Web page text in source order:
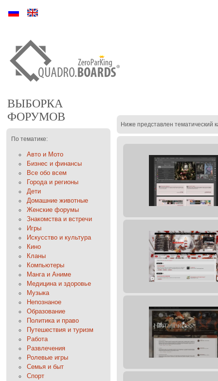
Ру En
ВЫБОРКА
ФОРУМОВ
По тематике:
Авто и Мото
Бизнес и финансы
Все обо всем
Города и регионы
Дети
Домашние животные
Женские форумы
Знакомства и встречи
Игры
Искусство и культура
Кино
Кланы
Компьютеры
Манга и Аниме
Медицина и здоровье
Музыка
Непознаное
Образование
Политика и право
Путешествия и туризм
Работа
Развлечения
Ролевые игры
Семья и быт
Спорт
Ниже представлен тематический